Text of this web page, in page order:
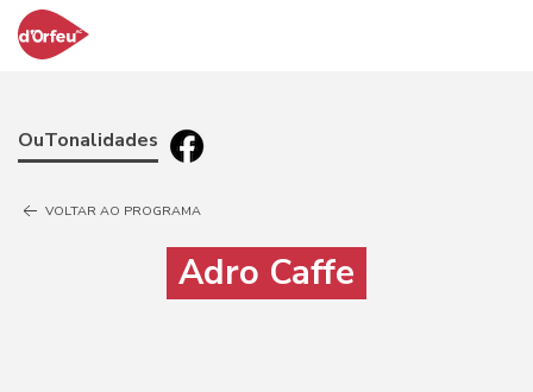
OuTonalidades
VOLTAR AO PROGRAMA
Adro Caffe